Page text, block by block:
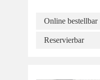
Online bestellbar
Reservierbar